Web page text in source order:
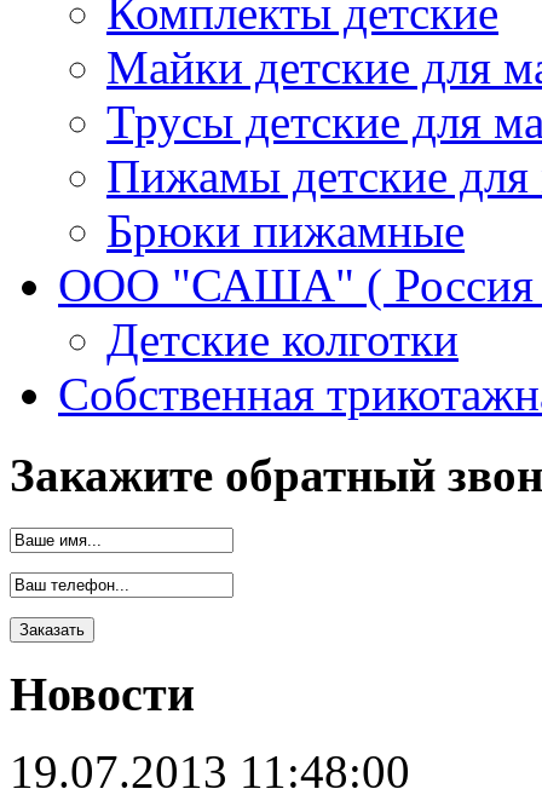
Комплекты детские
Майки детские для
Трусы детские для
Пижамы детские для
Брюки пижамные
ООО "САША" ( Россия )
Детские колготки
Собственная
Закажите обратный
Новости
19.07.2013 11:48:00